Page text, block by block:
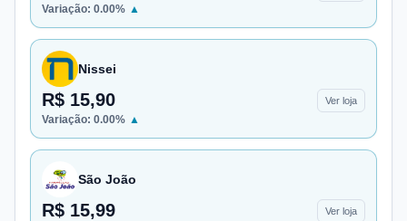
Variação: 0.00% ▲
Nissei
R$ 15,90 Ver loja
Variação: 0.00% ▲
São João
R$ 15,99 Ver loja